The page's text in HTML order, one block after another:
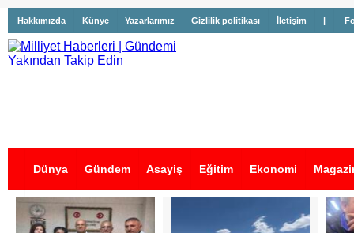
Hakkımızda Künye Yazarlarımız Gizlilik politikası İletişim |
Dünya Gündem Asayiş Eğitim Ekonomi
İş İlanları